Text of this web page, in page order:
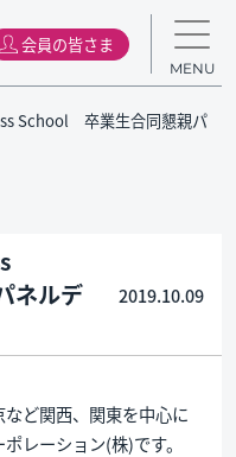
会員の皆さま
MENU
School 卒業生合同懇親パ
ネルデ
2019.10.09
ど関西、関東を中心に
レーション(株)です。